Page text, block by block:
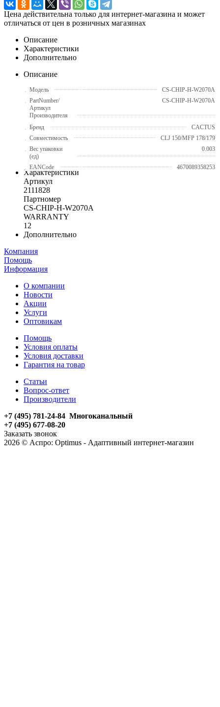
Цена действительна только для интернет-магазина и может
отличаться от цен в розничных магазинах
Описание
Характеристики
Дополнительно
Описание
Модель
CS-CHIP-H-W2070A
PartNumber/
Артикул
Производителя
CS-CHIP-H-W2070A
Бренд
CACTUS
Совместимость
CLJ 150/MFP 178/179
Вес упаковки
(ед)
0.003
EANCode 4670089358253
Характеристики
Артикул
2111828
Партномер
CS-CHIP-H-W2070A
WARRANTY
12
Дополнительно
Компания
Помощь
Информация
О компании
Новости
Акции
Услуги
Оптовикам
Помощь
Условия оплаты
Условия доставки
Гарантия на товар
Статьи
Вопрос-ответ
Производители
+7 (495) 781-24-84 Многоканальный
+7 (495) 677-08-20
Заказать звонок
2026 © Аспро: Optimus - Адаптивный интернет-магазин